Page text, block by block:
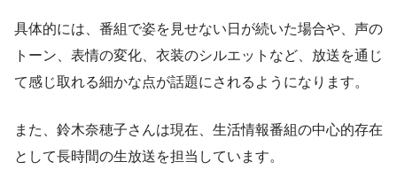
具体的には、番組で姿を見せない日が続いた場合や、声の
トーン、表情の変化、衣装のシルエットなど、放送を通じ
て感じ取れる細かな点が話題にされるようになります。
また、鈴木奈穂子さんは現在、生活情報番組の中心的存在
として長時間の生放送を担当しています。